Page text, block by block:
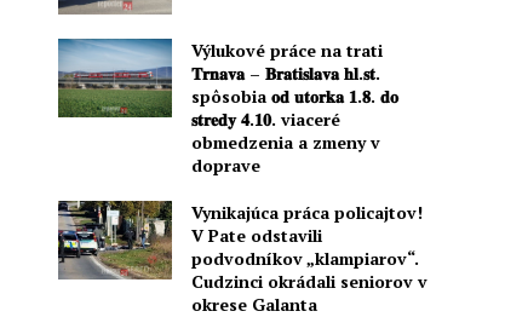
Výlukové práce na trati
𝐓𝐫𝐧𝐚𝐯𝐚 – 𝐁𝐫𝐚𝐭𝐢𝐬𝐥𝐚𝐯𝐚 𝐡𝐥.𝐬𝐭.
spôsobia 𝐨𝐝 𝐮𝐭𝐨𝐫𝐤𝐚 𝟏.𝟖. 𝐝𝐨
𝐬𝐭𝐫𝐞𝐝𝐲 𝟒.𝟏𝟎. viaceré
obmedzenia a zmeny v
doprave
Vynikajúca práca policajtov!
V Pate odstavili
podvodníkov „klampiarov“.
Cudzinci okrádali seniorov v
okrese Galanta